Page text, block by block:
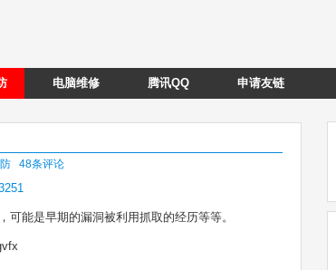
电脑维修 腾讯QQ 申请友链
48条评论
能是早期的漏洞被利用抓取的经历等等。